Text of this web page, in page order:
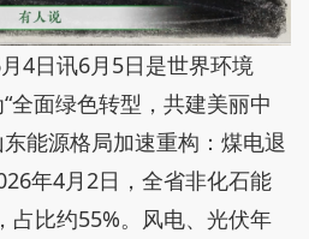
4日讯6月5日是世界环境
全面绿色转型，共建美丽中
东能源格局加速重构：煤电退
年4月2日，全省非化石能
占比约55%。风电、光伏年